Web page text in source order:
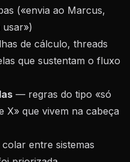
(«envia ao Marcus,
de cálculo, threads
que sustentam o fluxo
— regras do tipo «só
X» que vivem na cabeça
entre sistemas